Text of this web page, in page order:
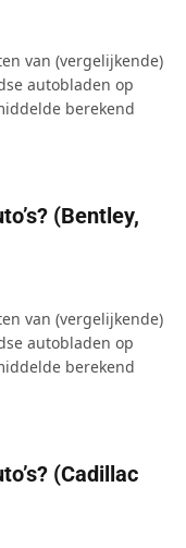
van (vergelijkende)
autobladen op
berekend
(Bentley,
van (vergelijkende)
autobladen op
berekend
(Cadillac